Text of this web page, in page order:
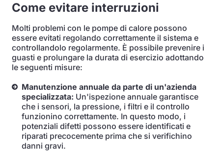
Come evitare interruzioni
Molti problemi con le pompe di calore possono
essere evitati regolando correttamente il sistema e
controllandolo regolarmente. È possibile prevenire i
guasti e prolungare la durata di esercizio adottando
le seguenti misure:
Manutenzione annuale da parte di un'azienda
specializzata: Un'ispezione annuale garantisce
che i sensori, la pressione, i filtri e il controllo
funzionino correttamente. In questo modo, i
potenziali difetti possono essere identificati e
riparati precocemente prima che si verifichino
danni gravi.